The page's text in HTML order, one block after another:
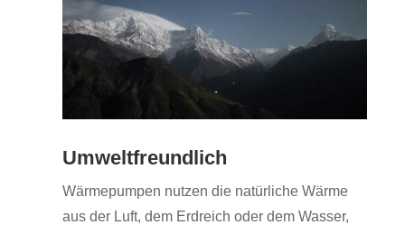
Umweltfreundlich
Wärmepumpen nutzen die natürliche Wärme
aus der Luft, dem Erdreich oder dem Wasser,